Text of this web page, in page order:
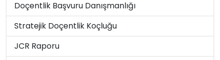
Doçentlik Başvuru Danışmanlığı
Stratejik Doçentlik Koçluğu
JCR Raporu